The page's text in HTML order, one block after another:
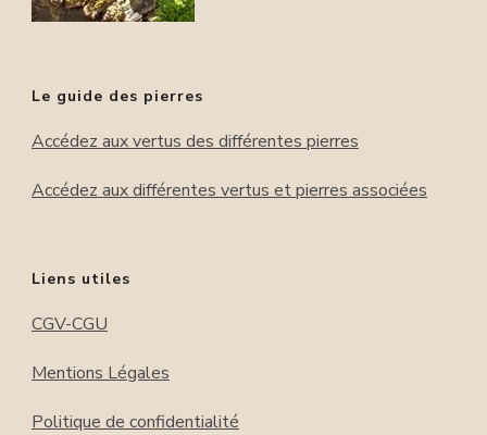
Le guide des pierres
Accédez aux vertus des différentes pierres
Accédez aux différentes vertus et pierres associées
Liens utiles
CGV-CGU
Mentions Légales
Politique de confidentialité